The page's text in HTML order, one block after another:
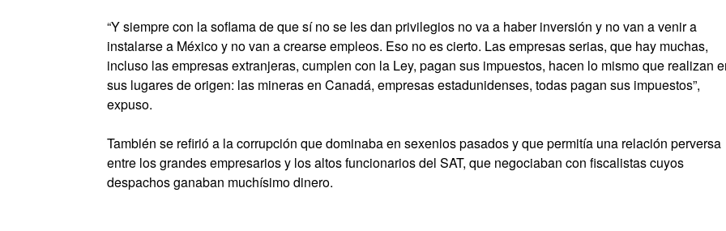
“Y siempre con la soflama de que sí no se les dan privilegios no va a haber inversión y no van a venir a
instalarse a México y no van a crearse empleos. Eso no es cierto. Las empresas serias, que hay muchas,
incluso las empresas extranjeras, cumplen con la Ley, pagan sus impuestos, hacen lo mismo que realizan
sus lugares de origen: las mineras en Canadá, empresas estadunidenses, todas pagan sus impuestos”,
expuso.
También se refirió a la corrupción que dominaba en sexenios pasados y que permitía una relación perversa
entre los grandes empresarios y los altos funcionarios del SAT, que negociaban con fiscalistas cuyos
despachos ganaban muchísimo dinero.